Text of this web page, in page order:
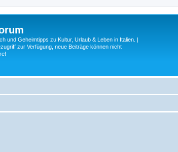
und Geheimtipps zu Kultur, Urlaub & Leben in Italien. |
zur Verfügung, neue Beiträge können nicht